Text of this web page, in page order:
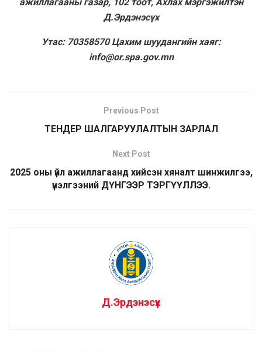
Д.Эрдэнэсүх
Утас: 70358570 Цахим шуудангийн хаяг:
info@or.spa.gov.mn
Previous Post
ТЕНДЕР ШАЛГАРУУЛАЛТЫН ЗАРЛАЛ
Next Post
2025 оны үйл ажиллагаанд хийсэн хяналт шинжилгээ,
үнэлгээний ДҮНГЭЭР ТЭРГҮҮЛЛЭЭ.
Д.Эрдэнэсүх